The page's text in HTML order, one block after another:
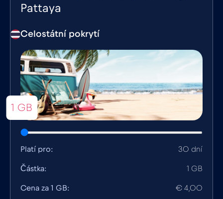
Pattaya
Celostátní pokrytí
1 GB
Platí pro: 30 dní
Částka: 1 GB
Cena za 1 GB: € 4,00